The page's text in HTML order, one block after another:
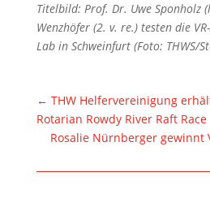
Titelbild: Prof. Dr. Uwe Sponholz
Wenzhöfer (2. v. re.) testen die
Lab in Schweinfurt (Foto: THWS/
← THW Helfervereinigung
Rotarian Rowdy River Raft Race
Rosalie Nürnberger gewinnt